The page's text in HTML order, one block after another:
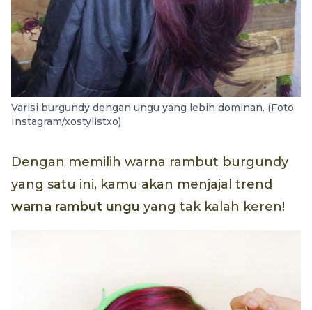
Varisi burgundy dengan ungu yang lebih dominan. (Foto:
Instagram/xostylistxo)
Dengan memilih warna rambut burgundy
yang satu ini, kamu akan menjajal trend
warna rambut ungu yang tak kalah keren!